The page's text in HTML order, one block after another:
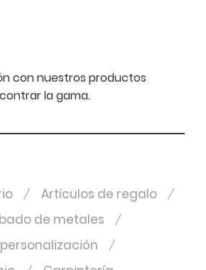
con nuestros productos
la gama.
Artículos de regalo
de metales
personalización